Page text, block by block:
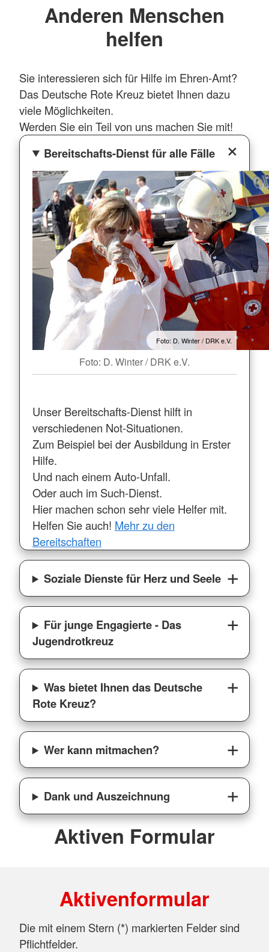
Anderen Menschen
helfen
Sie interessieren sich für Hilfe im Ehren-Amt?
Das Deutsche Rote Kreuz bietet Ihnen dazu
viele Möglichkeiten.
Werden Sie ein Teil von uns machen Sie mit!
Bereitschafts-Dienst für alle Fälle
Foto: D. Winter / DRK e.V.
Foto: D. Winter / DRK e.V.
Unser Bereitschafts-Dienst hilft in
verschiedenen Not-Situationen.
Zum Beispiel bei der Ausbildung in Erster
Hilfe.
Und nach einem Auto-Unfall.
Oder auch im Such-Dienst.
Hier machen schon sehr viele Helfer mit.
Helfen Sie auch! Mehr zu den
Bereitschaften
Soziale Dienste für Herz und Seele
Für junge Engagierte - Das
Jugendrotkreuz
Was bietet Ihnen das Deutsche
Rote Kreuz?
Wer kann mitmachen?
Dank und Auszeichnung
Aktiven Formular
Aktivenformular
Die mit einem Stern (*) markierten Felder sind
Pflichtfelder.